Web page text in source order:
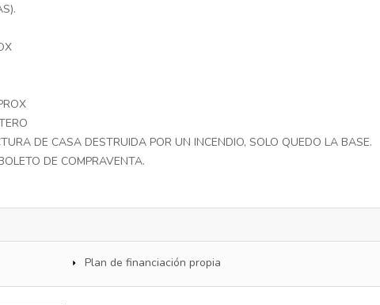
DE CASA DESTRUIDA POR UN INCENDIO, SOLO QUEDO LA BASE.
DE COMPRAVENTA.
Plan de financiación propia